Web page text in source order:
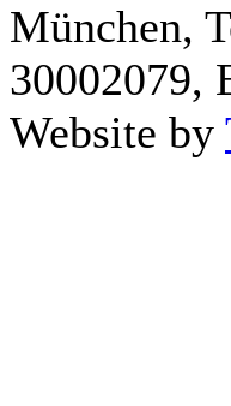
München,
30002079,
Website by